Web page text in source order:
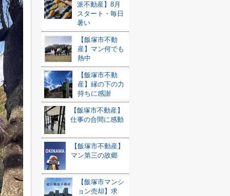
派不動産】8月
スタート・毎日
暑い
【飯塚市不動
産】マン何でも
熱中
【飯塚市不動
産】縁の下の力
持ちに感謝
【飯塚市不動産】
仕事の合間に感動
【飯塚市不動産】
マン第三の故郷
【飯塚市マンシ
ョン売却】求